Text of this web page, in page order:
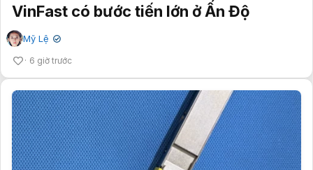
VinFast có bước tiến lớn ở Ấn Độ
Mỹ Lệ ✔
6 giờ trước